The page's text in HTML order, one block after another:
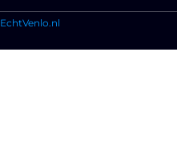
EchtVenlo.nl